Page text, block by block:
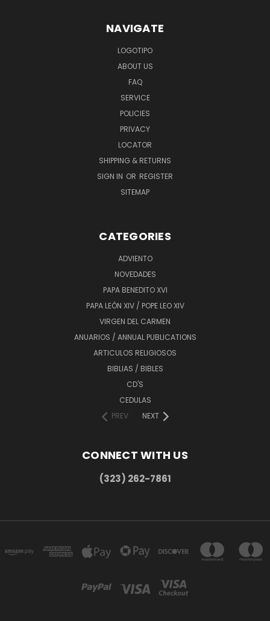
NAVIGATE
LOGOTIPO
ABOUT US
FAQ
SERVICE
POLICIES
PRIVACY
LOCATOR
SHIPPING & RETURNS
SIGN IN OR REGISTER
SITEMAP
CATEGORIES
ADVIENTO
NOVEDADES
PAPA BENEDITO XVI
PAPA LEÓN XIV / POPE LEO XIV
VIRGEN DEL CARMEN
ANUARIOS / ANNUAL PUBLICATIONS
ARTICULOS RELIGIOSOS
BIBLIAS / BIBLES
CD'S
CEDULAS
PREV
NEXT
CONNECT WITH US
(323) 262-7861